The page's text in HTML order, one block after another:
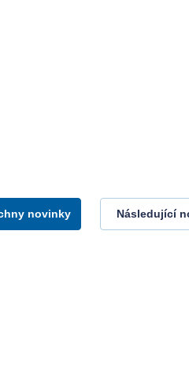
novinky Následující